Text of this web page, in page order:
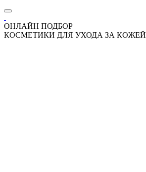
ОНЛАЙН ПОДБОР
КОСМЕТИКИ ДЛЯ УХОДА ЗА КОЖЕЙ